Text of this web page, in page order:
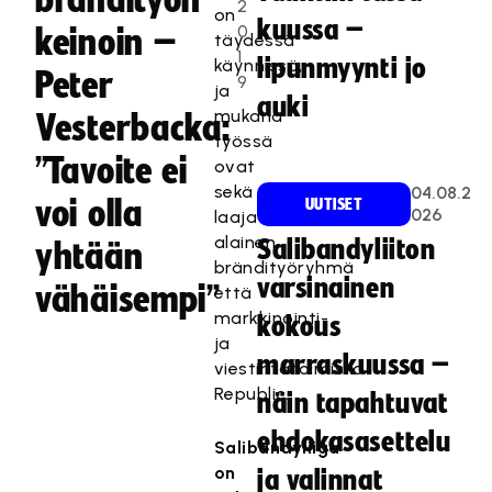
keinoin –
Peter
Vesterbacka:
”Tavoite ei
voi olla
yhtään
vähäisempi”
2
0
1
9
on
täydessä
käynnissä,
ja
mukana
työssä
ovat
sekä
laaja-
alainen
brändityöryhmä
että
markkinointi-
ja
viestintätoimisto
Republic.
Salibandyliiga
on
kuussa –
lipunmyynti jo
auki
UUTISET
04.08.2
026
Salibandyliiton
varsinainen
kokous
marraskuussa –
näin tapahtuvat
ehdokasasettelu
ja valinnat